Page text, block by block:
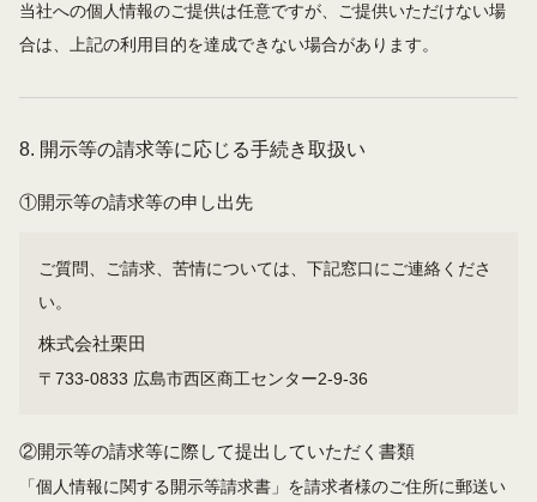
当社への個人情報のご提供は任意ですが、ご提供いただけない場
合は、上記の利用目的を達成できない場合があります。
8. 開示等の請求等に応じる手続き取扱い
①開示等の請求等の申し出先
ご質問、ご請求、苦情については、下記窓口にご連絡くださ
い。
株式会社栗田
〒733-0833 広島市西区商工センター2-9-36
②開示等の請求等に際して提出していただく書類
「個人情報に関する開示等請求書」を請求者様のご住所に郵送い